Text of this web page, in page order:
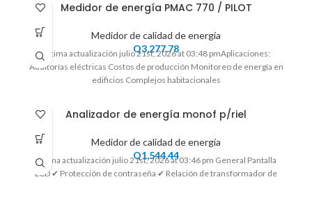
Medidor de energía PMAC 770 / PILOT
Medidor de calidad de energía
Q3,277.78
Ultima actualización julio 21st, 2026 at 03:48 pmAplicaciones:
Auditorías eléctricas Costos de producción Monitoreo de energía en
edificios Complejos habitacionales
Analizador de energía monof p/riel
Medidor de calidad de energía
Q1,544.44
Ultima actualización julio 21st, 2026 at 03:46 pm General Pantalla
LCD ✔ Protección de contraseña ✔ Relación de transformador de